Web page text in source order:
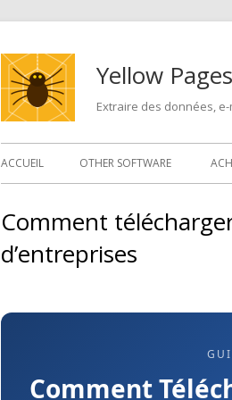
Yellow
Extraire des données,
Primary
ACCUEIL OTHER SOFTWARE
Comment
d’entreprises
Comment